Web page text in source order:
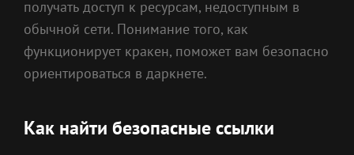
получать доступ к ресурсам, недоступным в
обычной сети. Понимание того, как
функционирует кракен, поможет вам безопасно
ориентироваться в даркнете.
Как найти безопасные ссылки